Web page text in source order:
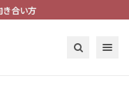
き合い方
Toggle